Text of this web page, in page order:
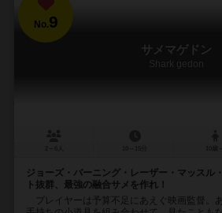
No.9
サメマゲドン
Shark gedon
ジョーズ・バーニング・レーザー・マッス
ト抜群、最強の融合サメを作れ！
プレイヤーは予算不足にあえぐ映画監督。